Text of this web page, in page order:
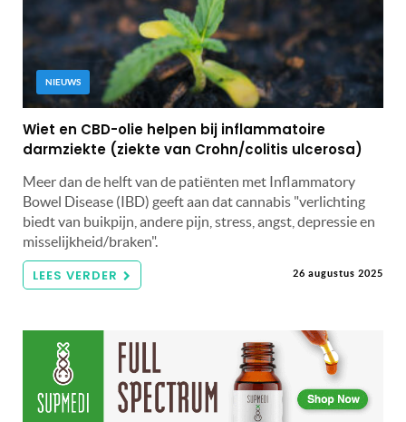
NIEUWS
Wiet en CBD-olie helpen bij inflammatoire
darmziekte (ziekte van Crohn/colitis ulcerosa)
Meer dan de helft van de patiënten met Inflammatory
Bowel Disease (IBD) geeft aan dat cannabis "verlichting
biedt van buikpijn, andere pijn, stress, angst, depressie en
misselijkheid/braken".
LEES VERDER 26 augustus 2025